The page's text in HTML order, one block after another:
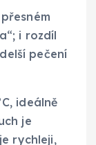
i rozdíl
pečení
ideálně
je
rychleji,